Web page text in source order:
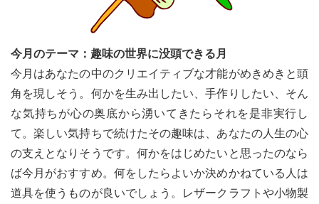
今月のテーマ：趣味の世界に没頭できる月
今月はあなたの中のクリエイティブな才能がめきめきと頭
角を現しそう。何かを生み出したい、手作りしたい、そん
な気持ちが心の奥底から湧いてきたらそれを是非実行し
て。楽しい気持ちで続けたその趣味は、あなたの人生の心
の支えとなりそうです。何かをはじめたいと思ったのなら
ば今月がおすすめ。何をしたらよいか決めかねている人は
道具を使うものが良いでしょう。レザークラフトや小物製